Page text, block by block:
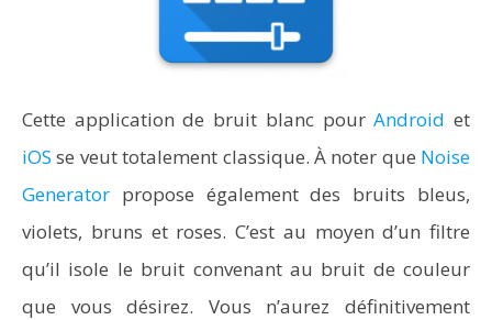
Cette application de bruit blanc pourAndroid et
iOS se veut totalement classique. À noter que Noise
Generator propose également des bruits bleus,
violets, bruns et roses. C’est au moyen d’un filtre
qu’il isole le bruit convenant au bruit de couleur
que vous désirez. Vous n’aurez définitivement